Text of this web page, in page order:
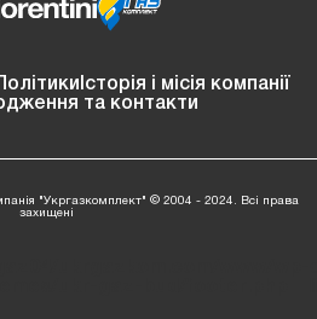
Історія і місія компанії
та контакти
"Укргазкомплект" © 2004 - 2024. Всі права
захищені